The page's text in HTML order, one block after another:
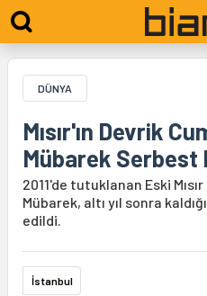
DÜNYA
Mısır'ın Devrik
Mübarek Serbest
2011'de tutuklanan Eski
Mübarek, altı yıl sonra
edildi.
İstanbul